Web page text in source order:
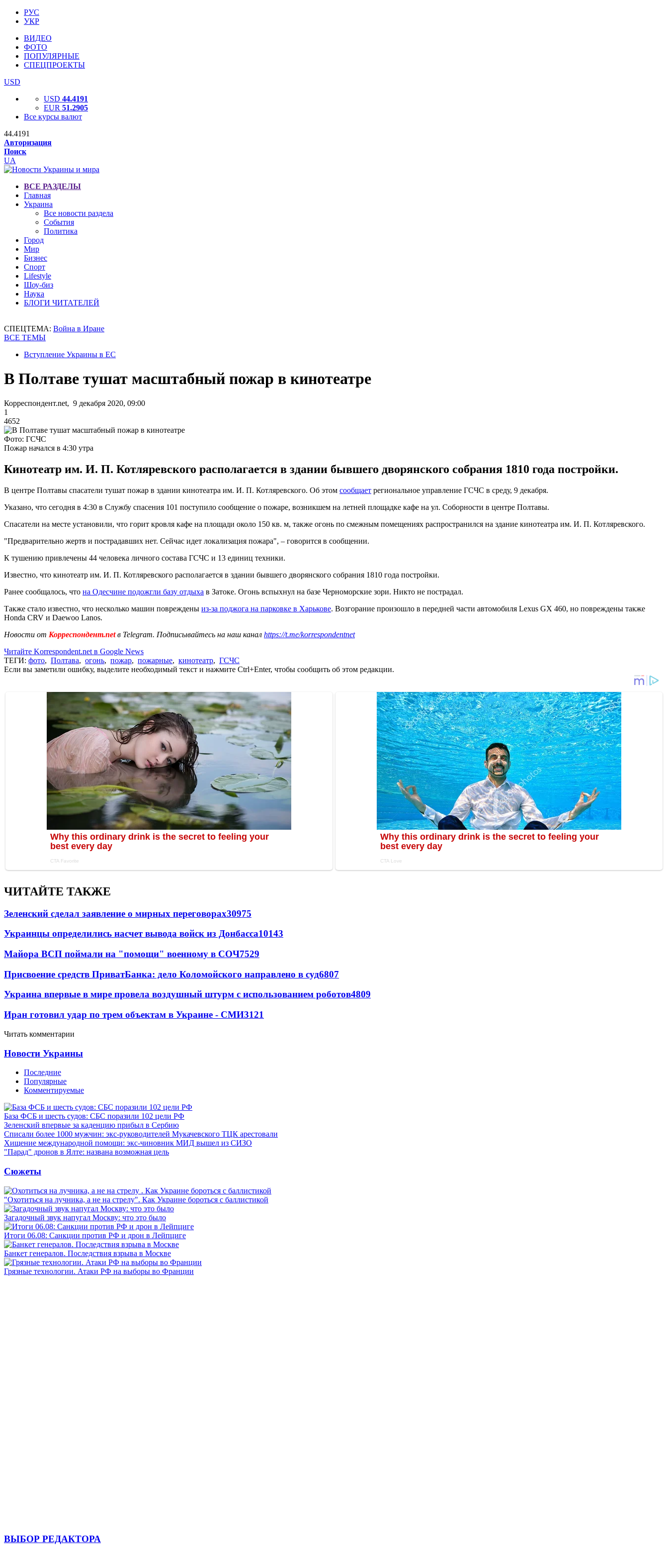
РУС
УКР
ВИДЕО
ФОТО
ПОПУЛЯРНЫЕ
СПЕЦПРОЕКТЫ
USD
USD 44.4191
EUR 51.2905
Все курсы валют
44.4191
Авторизация
Поиск
UA
ВСЕ РАЗДЕЛЫ
Главная
Украина
Все новости раздела
События
Политика
Город
Мир
Бизнес
Спорт
Lifestyle
Шоу-биз
Наука
БЛОГИ ЧИТАТЕЛЕЙ
СПЕЦТЕМА: Война в Иране
ВСЕ ТЕМЫ
Вступление Украины в ЕС
В Полтаве тушат масштабный пожар в кинотеатре
Корреспондент.net, 9 декабря 2020, 09:00
1
4652
Фото: ГСЧС
Пожар начался в 4:30 утра
Кинотеатр им. И. П. Котляревского располагается в здании бывшего дворянского собрания 1810 года постройки.
В центре Полтавы спасатели тушат пожар в здании кинотеатра им. И. П. Котляревского. Об этом сообщает региональное управление ГСЧС в среду, 9 декабря.
Указано, что сегодня в 4:30 в Службу спасения 101 поступило сообщение о пожаре, возникшем на летней площадке кафе на ул. Соборности в центре Полтавы.
Спасатели на месте установили, что горит кровля кафе на площади около 150 кв. м, также огонь по смежным помещениях распространился на здание кинотеатра им. И. П. Котляревского.
"Предварительно жертв и пострадавших нет. Сейчас идет локализация пожара", – говорится в сообщении.
К тушению привлечены 44 человека личного состава ГСЧС и 13 единиц техники.
Известно, что кинотеатр им. И. П. Котляревского располагается в здании бывшего дворянского собрания 1810 года постройки.
Ранее сообщалось, что на Одесчине подожгли базу отдыха в Затоке. Огонь вспыхнул на базе Черноморские зори. Никто не пострадал.
Также стало известно, что несколько машин повреждены из-за поджога на парковке в Харькове. Возгорание произошло в передней части автомобиля Lexus GX 460, но повреждены также
Honda CRV и Daewoo Lanos.
Новости от Корреспондент.netв Telegram. Подписывайтесь на наш канал https://t.me/korrespondentnet
Читайте Korrespondent.net в Google News
ТЕГИ: фото, Полтава, огонь, пожар, пожарные, кинотеатр, ГСЧС
Если вы заметили ошибку, выделите необходимый текст и нажмите Ctrl+Enter, чтобы сообщить об этом редакции.
ЧИТАЙТЕ ТАКЖЕ
Зеленский сделал заявление о мирных переговорах30975
Украинцы определились насчет вывода войск из Донбасса10143
Майора ВСП поймали на "помощи" военному в СОЧ7529
Присвоение средств ПриватБанка: дело Коломойского направлено в суд6807
Украина впервые в мире провела воздушный штурм с использованием роботов4809
Иран готовил удар по трем объектам в Украине - СМИ3121
Читать комментарии
Новости Украины
Последние
Популярные
Комментируемые
База ФСБ и шесть судов: СБС поразили 102 цели РФ
Зеленский впервые за каденцию прибыл в Сербию
Списали более 1000 мужчин: экс-руководителей Мукачевского ТЦК арестовали
Хищение международной помощи: экс-чиновник МИД вышел из СИЗО
"Парад" дронов в Ялте: названа возможная цель
Сюжеты
"Охотиться на лучника, а не на стрелу". Как Украине бороться с баллистикой
Загадочный звук напугал Москву: что это было
Итоги 06.08: Санкции против РФ и дрон в Лейпциге
Банкет генералов. Последствия взрыва в Москве
Грязные технологии. Атаки РФ на выборы во Франции
ВЫБОР РЕДАКТОРА